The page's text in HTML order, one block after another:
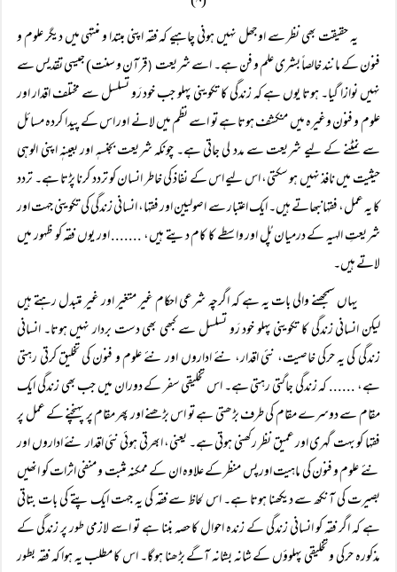
یہ حقیقت بھی نظر سے اوجھل نہیں ہونی چاہیے کہ فقہ اپنی مبتدا و منتہٰی میں دیگر علوم و
فنون کے مانند خالصاً بشری علم و فن ہے۔ اسے شریعت (قرآن و سنت) جیسی تقدیس سے
نہیں نوازا گیا۔ ہوتا یوں ہے کہ زندگی کا تکوینی پہلو جب خود رَو تسلسل سے مختلف اقدار اور
علوم و فنون وغیرہ میں منکشف ہوتا ہے تو اسے نظم میں لانے اور اس کے پیدا کردہ مسائل
سے نمٹنے کے لیے شریعت سے مدد لی جاتی ہے۔ چونکہ شریعت بجنسہٖ اور بعینہٖ اپنی الوہی
حیثیت میں نافذ نہیں ہو سکتی، اس لیے اس کے نفاذ کی خاطر انسان کو تردد کرنا پڑتا ہے۔ تردد
کا یہ عمل، فقہانبھاتے ہیں۔ ایک اعتبار سے اصولیین اور فقہا، انسانی زندگی کی تکوینی جہت اور
شریعتِ الہیہ کے درمیان پُل اور واسطے کا کام دیتے ہیں، ....... اور یوں فقہ کو ظہور میں
لاتے ہیں۔
یہاں سمجھنے والی بات یہ ہے کہ اگرچہ شرعی احکام غیر متغیر اور غیر متبدل رہتے ہیں
لیکن انسانی زندگی کا تکوینی پہلو خود رَو تسلسل سے کبھی بھی دست بردار نہیں ہوتا۔ انسانی
زندگی کی یہ حرکی خاصیت، نئی اقدار، نئے اداروں اور نئے علوم و فنون کی تخلیق کرتی رہتی
ہے، ...... کہ زندگی جاگتی رہتی ہے۔ اس تخلیقی سفر کے دوران میں جب بھی زندگی ایک
مقام سے دوسرے مقام کی طرف بڑھتی ہے تو اس بڑھنے اور پھر مقام پر پہنچنے کے عمل پر
فقہا کو بہت گہری اور عمیق نظر رکھنی ہوتی ہے۔ یعنی، ابھرتی ہوئی نئی اقدار نئے اداروں اور
نئے علوم و فنون کی ماہیت اور پس منظر کے علاوہ ان کے ممکنہ مثبت و منفی اثرات کو انھیں
بصیرت کی آنکھ سے دیکھنا ہوتا ہے۔ اس لحاظ سے فقہ کی یہ جہت ایک پتے کی بات بتاتی
ہے کہ اگر فقہ کو انسانی زندگی کے زندہ احوال کا حصہ بننا ہے تو اسے لازمی طور پر زندگی کے
مذکورہ حرکی و تخلیقی پہلوؤں کے شانہ بشانہ آگے بڑھنا ہو گا۔ اس کا مطلب یہ ہوا کہ فقہ بطور